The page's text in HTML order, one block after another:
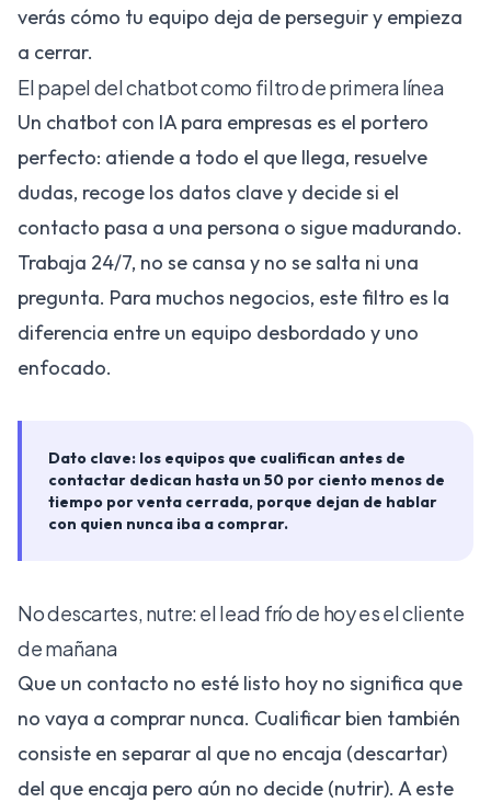
verás cómo tu equipo deja de perseguir y empieza
a cerrar.
El papel del chatbot como filtro de primera línea
Un chatbot con IA para empresas es el portero
perfecto: atiende a todo el que llega, resuelve
dudas, recoge los datos clave y decide si el
contacto pasa a una persona o sigue madurando.
Trabaja 24/7, no se cansa y no se salta ni una
pregunta. Para muchos negocios, este filtro es la
diferencia entre un equipo desbordado y uno
enfocado.
Dato clave: los equipos que cualifican antes de
contactar dedican hasta un 50 por ciento menos de
tiempo por venta cerrada, porque dejan de hablar
con quien nunca iba a comprar.
No descartes, nutre: el lead frío de hoy es el cliente
de mañana
Que un contacto no esté listo hoy no significa que
no vaya a comprar nunca. Cualificar bien también
consiste en separar al que no encaja (descartar)
del que encaja pero aún no decide (nutrir). A este